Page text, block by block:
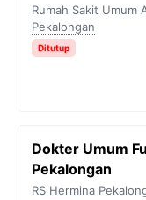
Rumah Sakit Umum
Pekalongan
Ditutup
Dokter Umum
Pekalongan
RS Hermina